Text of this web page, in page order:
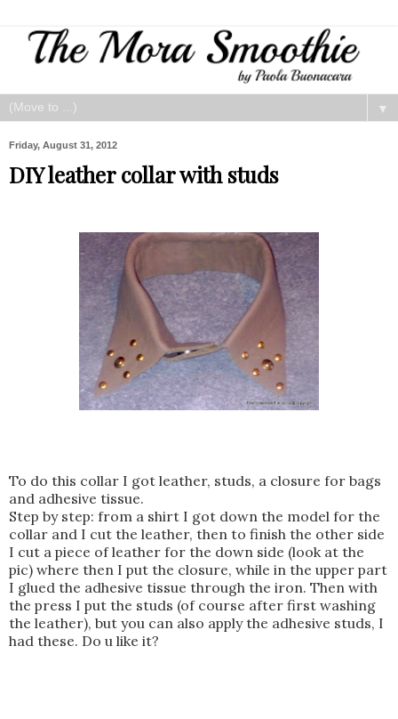
▼
Friday, August 31, 2012
DIY leather collar with studs
To do this collar I got leather, studs, a closure for bags
and adhesive tissue.
Step by step: from a shirt I got down the model for the
collar and I cut the leather, then to finish the other side
I cut a piece of leather for the down side (look at the
pic) where then I put the closure, while in the upper part
I glued the adhesive tissue through the iron. Then with
the press I put the studs (of course after first washing
the leather), but you can also apply the adhesive studs, I
had these. Do u like it?